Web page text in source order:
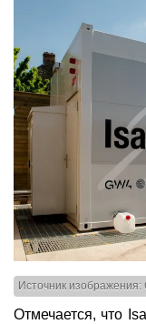
Источник изображения:
Отмечается, что